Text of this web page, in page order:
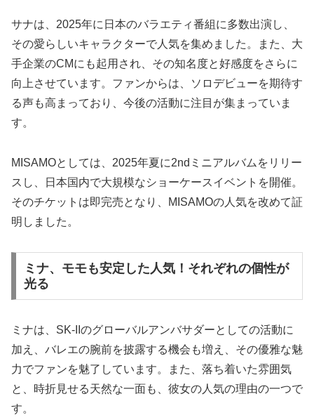
サナは、2025年に日本のバラエティ番組に多数出演し、
その愛らしいキャラクターで人気を集めました。また、大
手企業のCMにも起用され、その知名度と好感度をさらに
向上させています。ファンからは、ソロデビューを期待す
る声も高まっており、今後の活動に注目が集まっていま
す。
MISAMOとしては、2025年夏に2ndミニアルバムをリリー
スし、日本国内で大規模なショーケースイベントを開催。
そのチケットは即完売となり、MISAMOの人気を改めて証
明しました。
ミナ、モモも安定した人気！それぞれの個性が
光る
ミナは、SK-IIのグローバルアンバサダーとしての活動に
加え、バレエの腕前を披露する機会も増え、その優雅な魅
力でファンを魅了しています。また、落ち着いた雰囲気
と、時折見せる天然な一面も、彼女の人気の理由の一つで
す。